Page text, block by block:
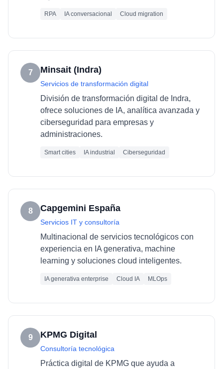
RPA IA conversacional Cloud migration
7 Minsait (Indra)
Servicios de transformación digital
División de transformación digital de Indra,
ofrece soluciones de IA, analítica avanzada y
ciberseguridad para empresas y
administraciones.
Smart cities IA industrial Ciberseguridad
8 Capgemini España
Servicios IT y consultoría
Multinacional de servicios tecnológicos con
experiencia en IA generativa, machine
learning y soluciones cloud inteligentes.
IA generativa enterprise Cloud IA MLOps
9 KPMG Digital
Consultoría tecnológica
Práctica digital de KPMG que ayuda a